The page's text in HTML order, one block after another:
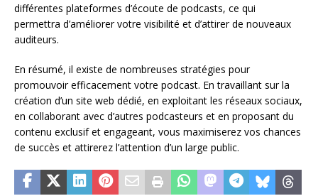
différentes plateformes d’écoute de podcasts, ce qui
permettra d’améliorer votre visibilité et d’attirer de nouveaux
auditeurs.
En résumé, il existe de nombreuses stratégies pour
promouvoir efficacement votre podcast. En travaillant sur la
création d’un site web dédié, en exploitant les réseaux sociaux,
en collaborant avec d’autres podcasteurs et en proposant du
contenu exclusif et engageant, vous maximiserez vos chances
de succès et attirerez l’attention d’un large public.